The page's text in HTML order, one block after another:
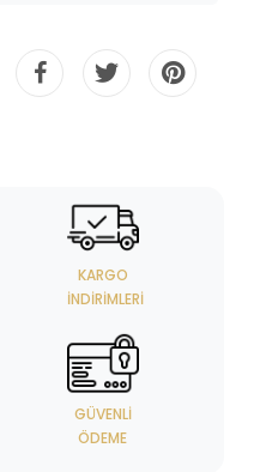
KARGO
İNDIRIMLERI
GÜVENLI
ÖDEME